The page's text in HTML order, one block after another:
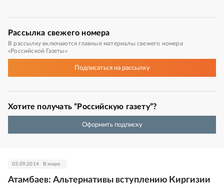
Рассылка свежего номера
В рассылку включаются главные материалы свежего номера
«Российской Газеты»
Подписатьсяна рассылку
Хотите получать “Российскую газету”?
Оформить подписку
03.09.2014 В мире
Атамбаев: Альтернативы вступлению Киргизии